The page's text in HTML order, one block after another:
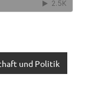
und Politik